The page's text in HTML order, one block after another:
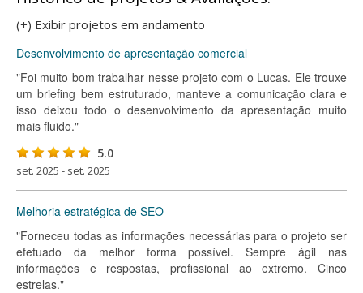
(+) Exibir projetos em andamento
Desenvolvimento de apresentação comercial
"Foi muito bom trabalhar nesse projeto com o Lucas. Ele trouxe
um briefing bem estruturado, manteve a comunicação clara e
isso deixou todo o desenvolvimento da apresentação muito
mais fluido."
5.0
set. 2025 - set. 2025
Melhoria estratégica de SEO
"Forneceu todas as informações necessárias para o projeto ser
efetuado da melhor forma possível. Sempre ágil nas
informações e respostas, profissional ao extremo. Cinco
estrelas."